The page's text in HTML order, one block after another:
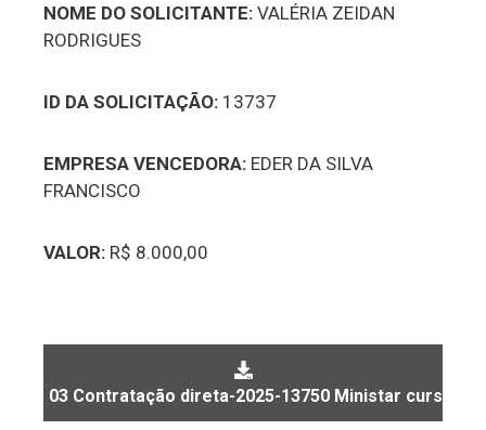
NOME DO SOLICITANTE: VALÉRIA ZEIDAN
RODRIGUES
ID DA SOLICITAÇÃO: 13737
EMPRESA VENCEDORA: EDER DA SILVA
FRANCISCO
VALOR: R$ 8.000,00
03 Contratação direta-2025-13750 Ministar curso